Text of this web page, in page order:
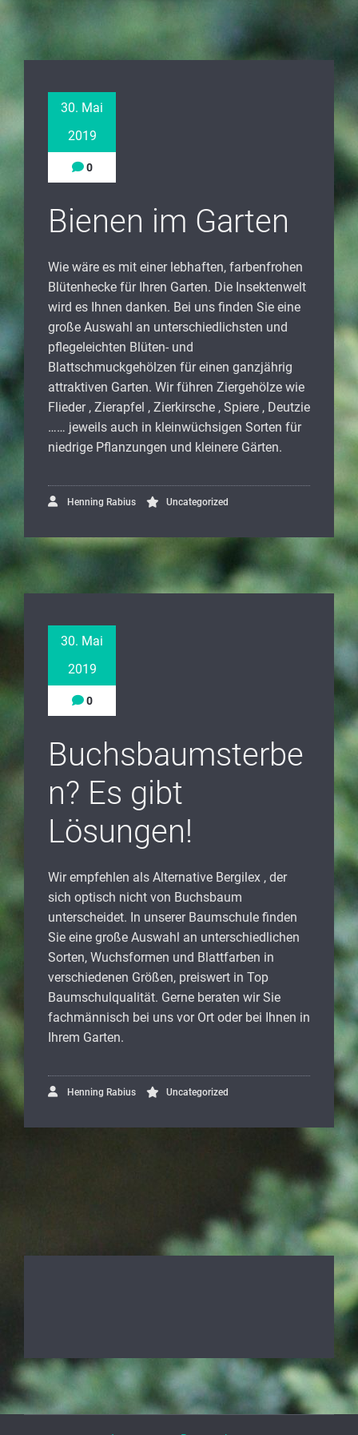
30. Mai
2019
0
Bienen im Garten
Wie wäre es mit einer lebhaften, farbenfrohen
Blütenhecke für Ihren Garten. Die Insektenwelt
wird es Ihnen danken. Bei uns finden Sie eine
große Auswahl an unterschiedlichsten und
pflegeleichten Blüten- und
Blattschmuckgehölzen für einen ganzjährig
attraktiven Garten. Wir führen Ziergehölze wie
Flieder , Zierapfel , Zierkirsche , Spiere , Deutzie
…… jeweils auch in kleinwüchsigen Sorten für
niedrige Pflanzungen und kleinere Gärten.
Henning Rabius Uncategorized
30. Mai
2019
0
Buchsbaumsterbe
n? Es gibt
Lösungen!
Wir empfehlen als Alternative Bergilex , der
sich optisch nicht von Buchsbaum
unterscheidet. In unserer Baumschule finden
Sie eine große Auswahl an unterschiedlichen
Sorten, Wuchsformen und Blattfarben in
verschiedenen Größen, preiswert in Top
Baumschulqualität. Gerne beraten wir Sie
fachmännisch bei uns vor Ort oder bei Ihnen in
Ihrem Garten.
Henning Rabius Uncategorized